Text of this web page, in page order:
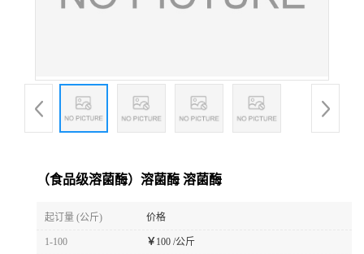
（食品级溶菌酶）溶菌酶 溶菌酶
起订量 (公斤) 价格
1-100 ￥100 /公斤